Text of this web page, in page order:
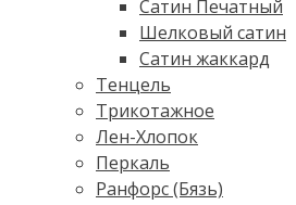
Сатин Печатный
Шелковый сатин
Сатин жаккард
Тенцель
Трикотажное
Лен-Хлопок
Перкаль
Ранфорс (Бязь)